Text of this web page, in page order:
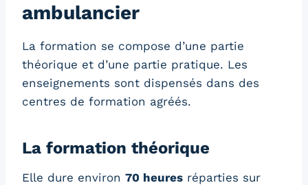
ambulancier
La formation se compose d’une partie
théorique et d’une partie pratique. Les
enseignements sont dispensés dans des
centres de formation agréés.
La formation théorique
Elle dure environ 70 heures réparties sur